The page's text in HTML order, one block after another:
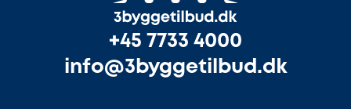
+45 7733 4000
info@3byggetilbud.dk